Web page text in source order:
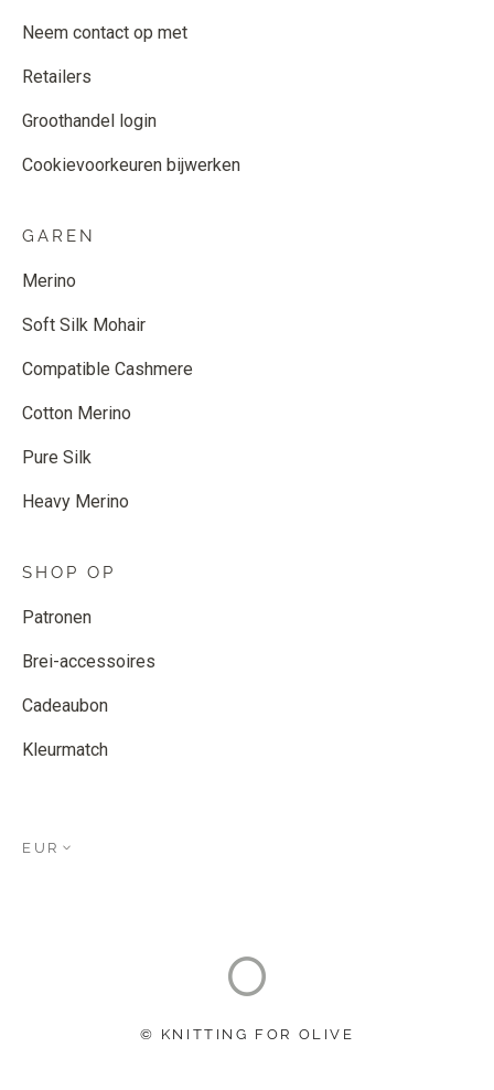
Neem contact op met
Retailers
Groothandel login
Cookievoorkeuren bijwerken
GAREN
Merino
Soft Silk Mohair
Compatible Cashmere
Cotton Merino
Pure Silk
Heavy Merino
SHOP OP
Patronen
Brei-accessoires
Cadeaubon
Kleurmatch
EUR
© KNITTING FOR OLIVE